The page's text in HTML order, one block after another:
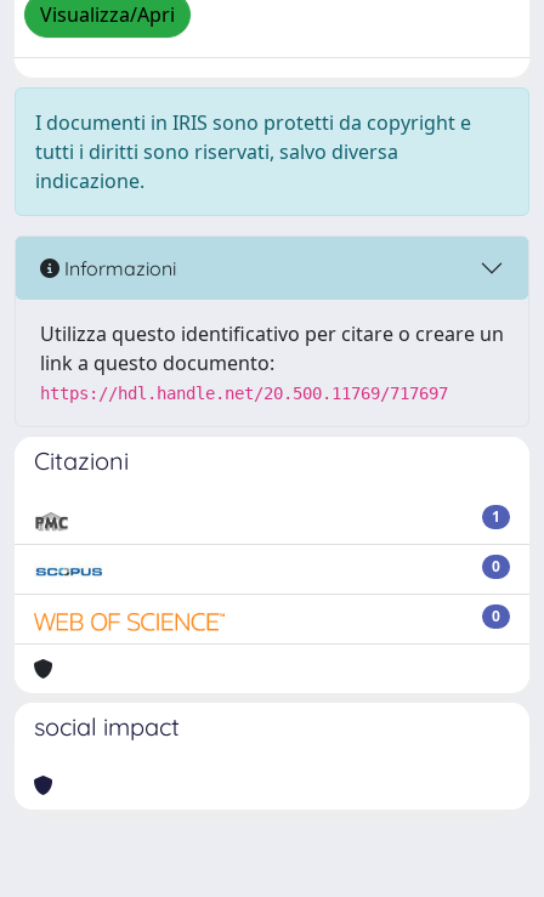
Visualizza/Apri
I documenti in IRIS sono protetti da copyright e
tutti i diritti sono riservati, salvo diversa
indicazione.
Informazioni
Utilizza questo identificativo per citare o creare un
link a questo documento:
https://hdl.handle.net/20.500.11769/717697
Citazioni
1
0
0
social impact